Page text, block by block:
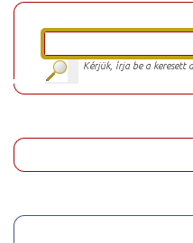
Kérjük, írja be a keresett